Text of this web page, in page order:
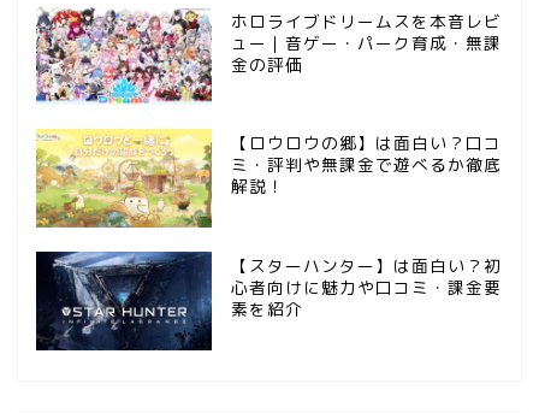
ホロライブドリームスを本音レビ
ュー｜音ゲー・パーク育成・無課
金の評価
【ロウロウの郷】は面白い？口コ
ミ・評判や無課金で遊べるか徹底
解説！
【スターハンター】は面白い？初
心者向けに魅力や口コミ・課金要
素を紹介